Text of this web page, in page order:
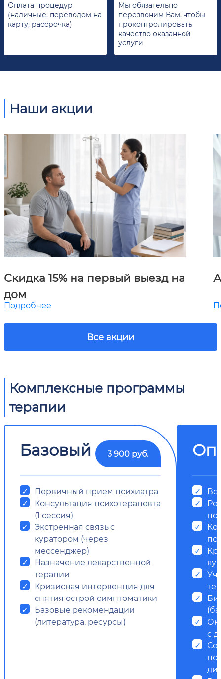
Оплата процедур
(наличные, переводом на
карту, рассрочка)
Мы обязательно
перезвоним Вам, чтобы
проконтролировать
качество оказанной
услуги
Наши акции
Скидка 15% на первый выезд на
дом
Подробнее
Все акции
Комплексные программы
терапии
Базовый 3 900 руб.
Первичный прием психиатра
Консультация психотерапевта
(1 сессия)
Экстренная связь с
куратором (через
мессенджер)
Назначение лекарственной
терапии
Кризисная интервенция для
снятия острой симптоматики
Базовые рекомендации
(литература, ресурсы)
с